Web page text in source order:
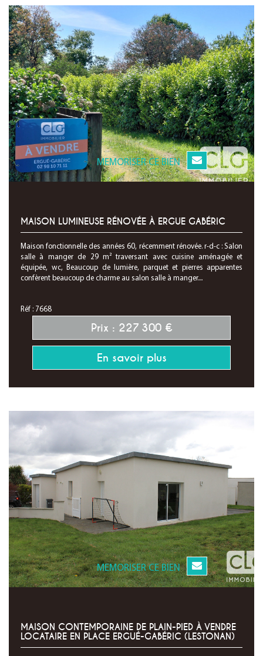
MEMORISER CE BIEN
MAISON LUMINEUSE RÉNOVÉE À ERGUE GABÉRIC
Maison fonctionnelle des années 60, récemment rénovée. r-d-c : Salon
salle à manger de 29 m² traversant avec cuisine aménagée et
équipée, wc, Beaucoup de lumière, parquet et pierres apparentes
confèrent beaucoup de charme au salon salle à manger....
Réf : 7668
Prix : 227 300 €
En savoir plus
MEMORISER CE BIEN
MAISON CONTEMPORAINE DE PLAIN-PIED À VENDRE
LOCATAIRE EN PLACE ERGUÉ-GABÉRIC (LESTONAN)